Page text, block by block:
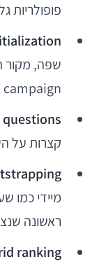
פופולריות
קצרות על
מיידי כמו
ראשונה
ranking